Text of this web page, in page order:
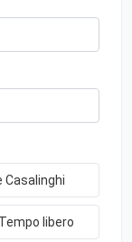
Casalinghi
libero